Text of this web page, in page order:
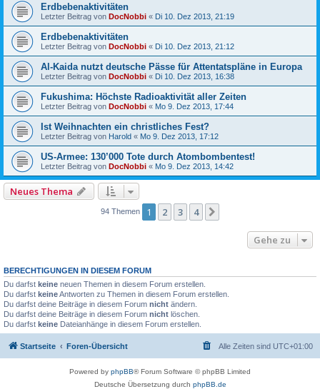
Erdbebenaktivitäten
Letzter Beitrag von DocNobbi « Di 10. Dez 2013, 21:19
Erdbebenaktivitäten
Letzter Beitrag von DocNobbi « Di 10. Dez 2013, 21:12
Al-Kaida nutzt deutsche Pässe für Attentatspläne in Europa
Letzter Beitrag von DocNobbi « Di 10. Dez 2013, 16:38
Fukushima: Höchste Radioaktivität aller Zeiten
Letzter Beitrag von DocNobbi « Mo 9. Dez 2013, 17:44
Ist Weihnachten ein christliches Fest?
Letzter Beitrag von Harold « Mo 9. Dez 2013, 17:12
US-Armee: 130’000 Tote durch Atombombentest!
Letzter Beitrag von DocNobbi « Mo 9. Dez 2013, 14:42
Neues Thema
94 Themen 1 2 3 4
Gehe zu
BERECHTIGUNGEN IN DIESEM FORUM
Du darfst keine neuen Themen in diesem Forum erstellen.
Du darfst keineAntworten zu Themen in diesem Forum erstellen.
Du darfst deine Beiträge in diesem Forum nicht ändern.
Du darfst deine Beiträge in diesem Forum nicht löschen.
Du darfst keine Dateianhänge in diesem Forum erstellen.
Startseite Foren-Übersicht Alle Zeiten sind UTC+01:00
Powered by phpBB® Forum Software © phpBB Limited
Deutsche Übersetzung durch phpBB.de